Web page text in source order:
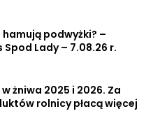
podwyżki? –
Spod Lady – 7.08.26 r.
żniwa 2025 i 2026. Za
rolnicy płacą więcej